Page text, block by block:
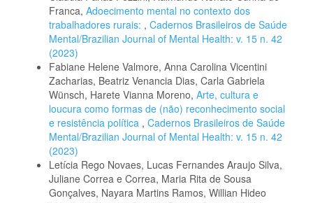
Franca, Adoecimento mental no contexto dos
trabalhadores rurais: , Cadernos Brasileiros de Saúde
Mental/Brazilian Journal of Mental Health: v. 15 n. 42
(2023)
Fabiane Helene Valmore, Anna Carolina Vicentini
Zacharias, Beatriz Venancia Dias, Carla Gabriela
Wünsch, Harete Vianna Moreno, Arte, cultura e
loucura como formas de (não) reconhecimento social
e resistência política , Cadernos Brasileiros de Saúde
Mental/Brazilian Journal of Mental Health: v. 15 n. 42
(2023)
Letícia Rego Novaes, Lucas Fernandes Araujo Silva,
Juliane Correa e Correa, Maria Rita de Sousa
Gonçalves, Nayara Martins Ramos, Willian Hideo